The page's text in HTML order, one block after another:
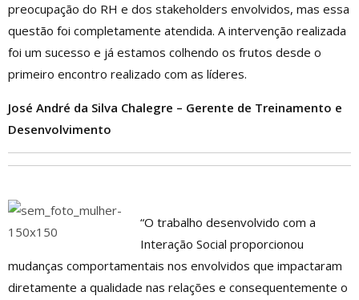
preocupação do RH e dos stakeholders envolvidos, mas essa
questão foi completamente atendida. A intervenção realizada
foi um sucesso e já estamos colhendo os frutos desde o
primeiro encontro realizado com as líderes.
José André da Silva Chalegre – Gerente de Treinamento e
Desenvolvimento
“O trabalho desenvolvido com a
Interação Social proporcionou
mudanças comportamentais nos envolvidos que impactaram
diretamente a qualidade nas relações e consequentemente o